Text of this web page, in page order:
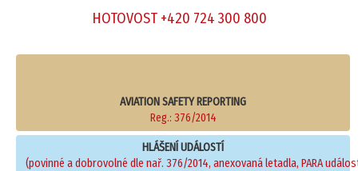
HOTOVOST +420 724 300 800
AVIATION SAFETY REPORTING
Reg.: 376/2014
HLÁŠENÍ UDÁLOSTÍ
(povinné a dobrovolné dle nař. 376/2014, anexovaná letadla, PARA